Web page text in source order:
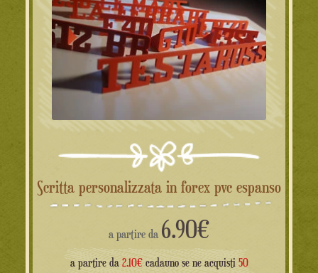
Scritta personalizzata in forex pvc espanso
a partire da 6.90€
a partire da 2.10€cadauno se ne acquisti 50